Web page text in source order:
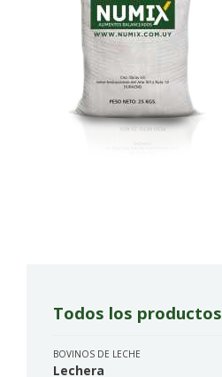
Todos los productos
BOVINOS DE LECHE
Lechera